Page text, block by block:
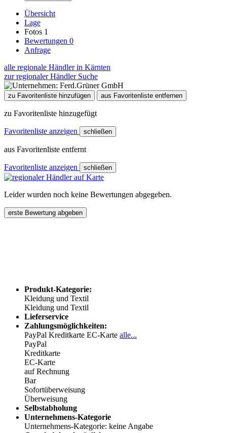
Übersicht
Lage
Fotos 1
Bewertungen 0
Anfrage
alle regionale Händler in Kärnten
zur regionaler Händler Suche
zu Favoritenliste hinzufügen aus Favoritenliste entfernen
zu Favoritenliste hinzugefügt
Favoritenliste anzeigen schließen
aus Favoritenliste entfernt
Favoritenliste anzeigen schließen
Leider wurden noch keine Bewertungen abgegeben.
erste Bewertung abgeben
Produkt-Kategorie:
Kleidung und Textil
Kleidung und Textil
Lieferservice
Zahlungsmöglichkeiten:
PayPal Kreditkarte EC-Karte alle...
PayPal
Kreditkarte
EC-Karte
auf Rechnung
Bar
Sofortüberweisung
Überweisung
Selbstabholung
Unternehmens-Kategorie
Unternehmens-Kategorie: keine Angabe